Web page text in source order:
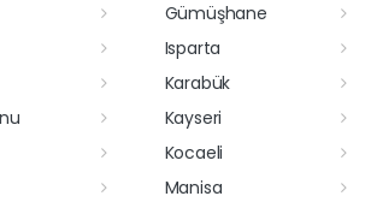
Gümüşhane
Isparta
Karabük
Kayseri
Kocaeli
Manisa